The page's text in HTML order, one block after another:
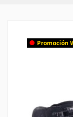
Promoción